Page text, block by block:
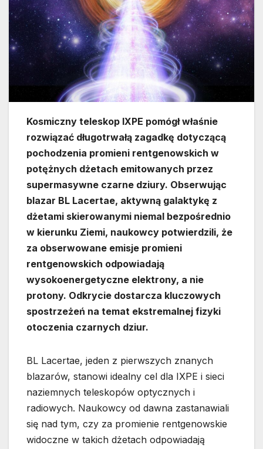
Kosmiczny teleskop IXPE pomógł właśnie
rozwiązać długotrwałą zagadkę dotyczącą
pochodzenia promieni rentgenowskich w
potężnych dżetach emitowanych przez
supermasywne czarne dziury. Obserwując
blazar BL Lacertae, aktywną galaktykę z
dżetami skierowanymi niemal bezpośrednio
w kierunku Ziemi, naukowcy potwierdzili, że
za obserwowane emisje promieni
rentgenowskich odpowiadają
wysokoenergetyczne elektrony, a nie
protony. Odkrycie dostarcza kluczowych
spostrzeżeń na temat ekstremalnej fizyki
otoczenia czarnych dziur.
BL Lacertae, jeden z pierwszych znanych
blazarów, stanowi idealny cel dla IXPE i sieci
naziemnych teleskopów optycznych i
radiowych. Naukowcy od dawna zastanawiali
się nad tym, czy za promienie rentgenowskie
widoczne w takich dżetach odpowiadają